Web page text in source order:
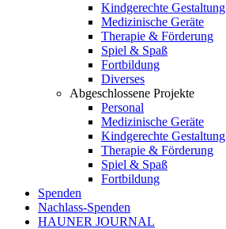
Kindgerechte Gestaltung
Medizinische Geräte
Therapie & Förderung
Spiel & Spaß
Fortbildung
Diverses
Abgeschlossene Projekte
Personal
Medizinische Geräte
Kindgerechte Gestaltung
Therapie & Förderung
Spiel & Spaß
Fortbildung
Spenden
Nachlass-Spenden
HAUNER JOURNAL